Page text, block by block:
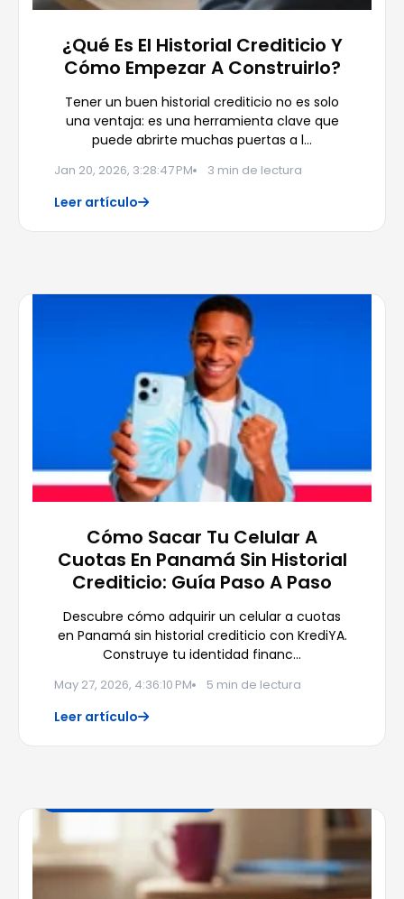
¿Qué Es El Historial Crediticio Y
Cómo Empezar A Construirlo?
Tener un buen historial crediticio no es solo
una ventaja: es una herramienta clave que
puede abrirte muchas puertas a l…
Jan 20, 2026, 3:28:47 PM 3 min de lectura
Leer artículo
Cómo Sacar Tu Celular A
Cuotas En Panamá Sin Historial
Crediticio: Guía Paso A Paso
Descubre cómo adquirir un celular a cuotas
en Panamá sin historial crediticio con KrediYA.
Construye tu identidad financ…
May 27, 2026, 4:36:10 PM 5 min de lectura
Leer artículo